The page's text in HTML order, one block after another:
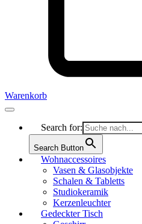
Warenkorb
Search for:
Search Button
Wohnaccessoires
Vasen & Glasobjekte
Schalen & Tabletts
Studiokeramik
Kerzenleuchter
Gedeckter Tisch